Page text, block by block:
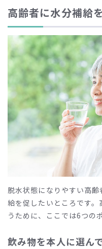
高齢者に水分補給
脱水状態になりやすい高
給を促したいところです
うために、ここでは6つの
飲み物を本人に選ん